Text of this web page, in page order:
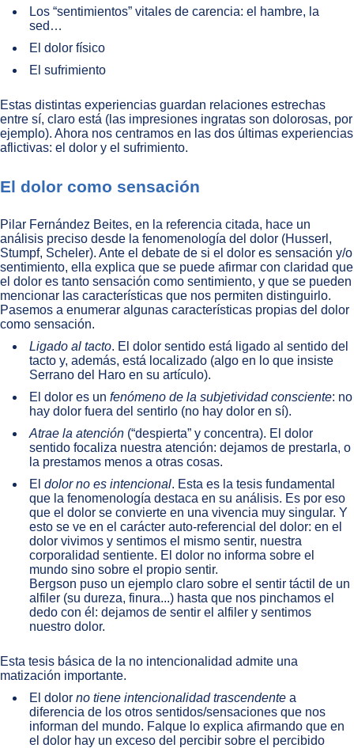
Los “sentimientos” vitales de carencia: el hambre, la
sed…
El dolor físico
El sufrimiento
Estas distintas experiencias guardan relaciones estrechas
entre sí, claro está (las impresiones ingratas son dolorosas, por
ejemplo). Ahora nos centramos en las dos últimas experiencias
aflictivas: el dolor y el sufrimiento.
El dolor como sensación
Pilar Fernández Beites, en la referencia citada, hace un
análisis preciso desde la fenomenología del dolor (Husserl,
Stumpf, Scheler). Ante el debate de si el dolor es sensación y/o
sentimiento, ella explica que se puede afirmar con claridad que
el dolor es tanto sensación como sentimiento, y que se pueden
mencionar las características que nos permiten distinguirlo.
Pasemos a enumerar algunas características propias del dolor
como sensación.
Ligado al tacto. El dolor sentido está ligado al sentido del
tacto y, además, está localizado (algo en lo que insiste
Serrano del Haro en su artículo).
El dolor es un fenómeno de la subjetividad consciente: no
hay dolor fuera del sentirlo (no hay dolor en sí).
Atrae la atención (“despierta” y concentra). El dolor
sentido focaliza nuestra atención: dejamos de prestarla, o
la prestamos menos a otras cosas.
El dolor no es intencional. Esta es la tesis fundamental
que la fenomenología destaca en su análisis. Es por eso
que el dolor se convierte en una vivencia muy singular. Y
esto se ve en el carácter auto-referencial del dolor: en el
dolor vivimos y sentimos el mismo sentir, nuestra
corporalidad sentiente. El dolor no informa sobre el
mundo sino sobre el propio sentir.
Bergson puso un ejemplo claro sobre el sentir táctil de un
alfiler (su dureza, finura...) hasta que nos pinchamos el
dedo con él: dejamos de sentir el alfiler y sentimos
nuestro dolor.
Esta tesis básica de la no intencionalidad admite una
matización importante.
El dolor no tiene intencionalidad trascendente a
diferencia de los otros sentidos/sensaciones que nos
informan del mundo. Falque lo explica afirmando que en
el dolor hay un exceso del percibir sobre el percibido